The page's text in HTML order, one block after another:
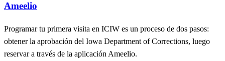
Ameelio
Programar tu primera visita en ICIW es un proceso de dos pasos:
obtener la aprobación del Iowa Department of Corrections, luego
reservar a través de la aplicación Ameelio.